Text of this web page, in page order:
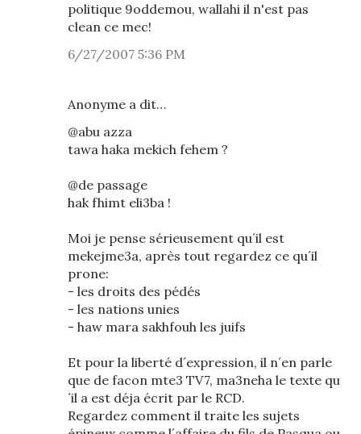
politique 9oddemou, wallahi il n'est pas
clean ce mec!
6/27/2007 5:36 PM
Anonyme a dit…
@abu azza
tawa haka mekich fehem ?
@de passage
hak fhimt eli3ba !
Moi je pense sérieusement qu´il est
mekejme3a, après tout regardez ce qu´il
prone:
- les droits des pédés
- les nations unies
- haw mara sakhfouh les juifs
Et pour la liberté d´expression, il n´en parle
que de facon mte3 TV7, ma3neha le texte qu
´il a est déja écrit par le RCD.
Regardez comment il traite les sujets